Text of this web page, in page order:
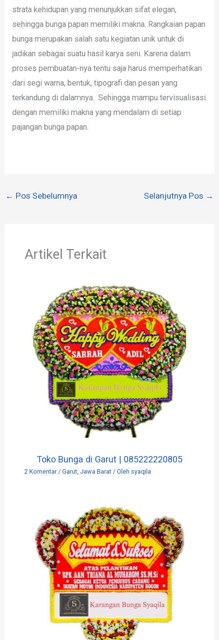
strata kehidupan yang menunjukkan sifat elegan,
sehingga bunga papan memiliki makna. Rangkaian papan
bunga merupakan salah satu kegiatan unik untuk di
jadikan sebagai suatu hasil karya seni. Karena dalam
proses pembuatan-nya tentu saja harus memperhatikan
dari segi warna, bentuk, tipografi dan pesan yang
terkandung di dalamnya. Sehingga mampu tervisualisasi
dengan memiliki makna yang mendalam di setiap
pajangan bunga papan.
← Pos Sebelumnya Selanjutnya Pos →
Artikel Terkait
Toko Bunga di Garut | 085222220805
2 Komentar / Garut, Jawa Barat/ Oleh syaqila